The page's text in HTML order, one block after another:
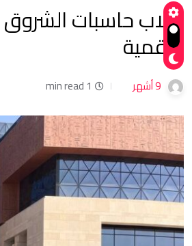
الرقمية
9 أشهر 1 min read